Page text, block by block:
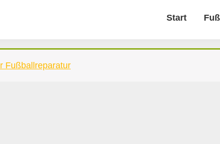
Start
Fußballreparatur